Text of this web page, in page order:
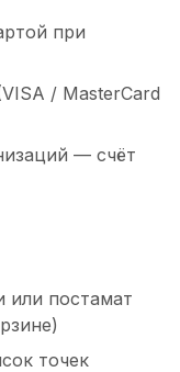
при
/ MasterCard
— счёт
постамат
точек